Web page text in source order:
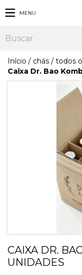
MENU
Início / chás / todos
Caixa Dr. Bao
CAIXA DR.
UNIDADES